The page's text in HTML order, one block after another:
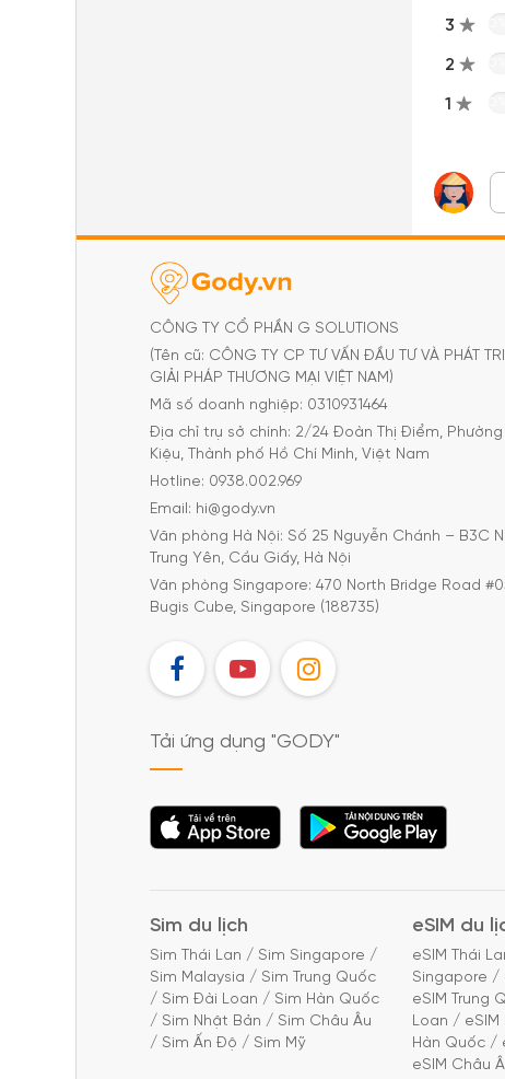
3
2
1
CÔNG TY CỔ PHẦN G SOLUTIONS
(Tên cũ: CÔNG TY CP TƯ VẤN ĐẦU TƯ VÀ PHÁT
GIẢI PHÁP THƯƠNG MẠI VIỆT NAM)
Mã số doanh nghiệp: 0310931464
Địa chỉ trụ sở chính: 2/24 Đoàn Thị Điểm,
Kiệu, Thành phố Hồ Chí Minh, Việt Nam
Hotline: 0938.002.969
Email: hi@gody.vn
Văn phòng Hà Nội: Số 25 Nguyễn Chánh – B3C
Trung Yên, Cầu Giấy, Hà Nội
Văn phòng Singapore: 470 North Bridge Road
Bugis Cube, Singapore (188735)
FB YT IG
Tải ứng dụng "GODY"
Tải ứng dụng Tải ứng dụng
Sim du lịch
Sim Thái Lan / Sim Singapore /
Sim Malaysia / Sim Trung Quốc
/ Sim Đài Loan / Sim Hàn Quốc
/ Sim Nhật Bản / Sim Châu Âu
/ Sim Ấn Độ / Sim Mỹ
eSIM du
eSIM Thái
Singapore /
eSIM Trung
Loan / eSIM
Hàn Quốc /
eSIM Châu